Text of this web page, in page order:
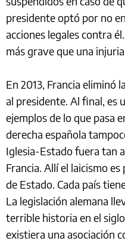
presidente optó por no
acciones legales contra
más grave que una
En 2013, Francia eliminó
al presidente. Al final, es
ejemplos de lo que pasa
derecha española
Iglesia-Estado fuera tan
Francia. Allí el laicismo
de Estado. Cada país
La legislación alemana
terrible historia en el
existiera una asociación